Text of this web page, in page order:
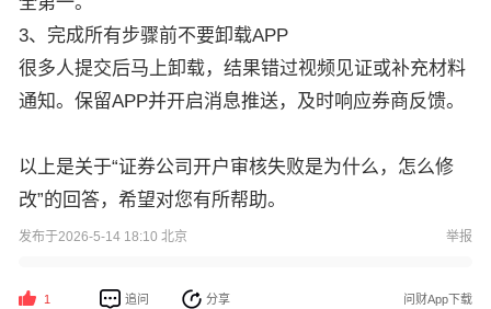
3、完成所有步骤前不要卸载APP
很多人提交后马上卸载，结果错过视频见证或补充材料
通知。保留APP并开启消息推送，及时响应券商反馈。
以上是关于“证券公司开户审核失败是为什么，怎么修
改”的回答，希望对您有所帮助。
发布于2026-5-14 18:10 北京 举报
1 追问 分享 问财App下载